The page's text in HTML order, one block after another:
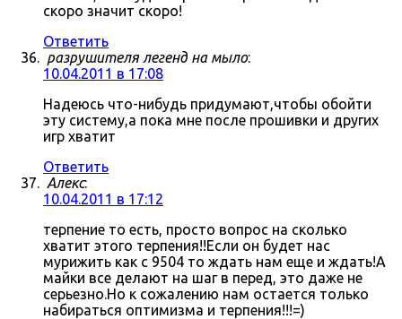
скоро значит скоро!
Ответить
разрушителя легенд на мыло:
10.04.2011 в 17:08
Надеюсь что-нибудь придумают,чтобы обойти
эту систему,а пока мне после прошивки и других
игр хватит
Ответить
Алекс:
10.04.2011 в 17:12
терпение то есть, просто вопрос на сколько
хватит этого терпения!!Если он будет нас
мурижить как с 9504 то ждать нам еще и ждать!А
майки все делают на шаг в перед, это даже не
серьезно.Но к сожалению нам остается только
набираться оптимизма и терпения!!!=)